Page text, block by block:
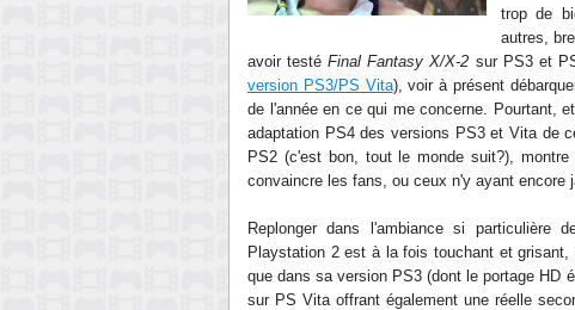
trop de
autres,
avoir testéFinal Fantasy X/X-2 sur PS3 et
version PS3/PS Vita), voir à présent
de l'année en ce qui me concerne. Pourtant,
adaptation PS4 des versions PS3 et Vita de
PS2 (c'est bon, tout le monde suit?),
convaincre les fans, ou ceux n'y ayant encore
Replonger dans l'ambiance si particulière
Playstation 2 est à la fois touchant et
que dans sa version PS3 (dont le portage HD
sur PS Vita offrant également une réelle